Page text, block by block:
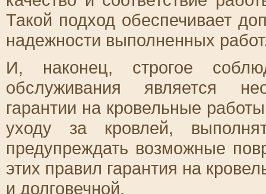
Такой подход обеспечивает
надежности выполненных
И, наконец, строгое
обслуживания является
гарантии на кровельные
уходу за кровлей,
предупреждать возможные
этих правил гарантия на
и долговечной.